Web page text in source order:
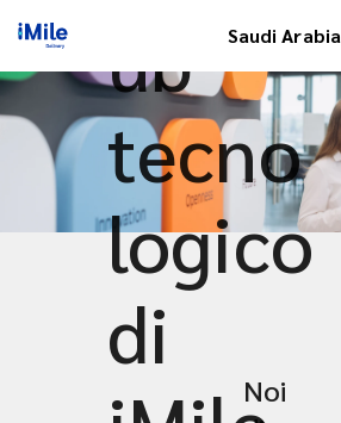
Saudi Arabia
ub
tecno
logico
di
Noi